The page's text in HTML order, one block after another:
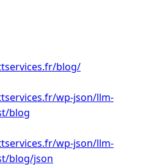
blog/
wp-json/llm-
blog
wp-json/llm-
blog/json